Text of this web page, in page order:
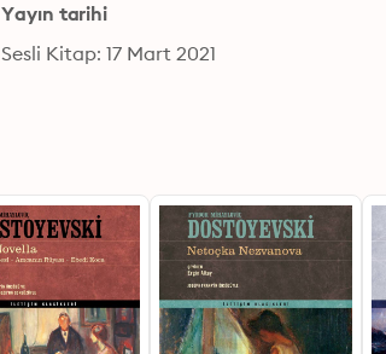
Yayın tarihi
Sesli Kitap: 17 Mart 2021